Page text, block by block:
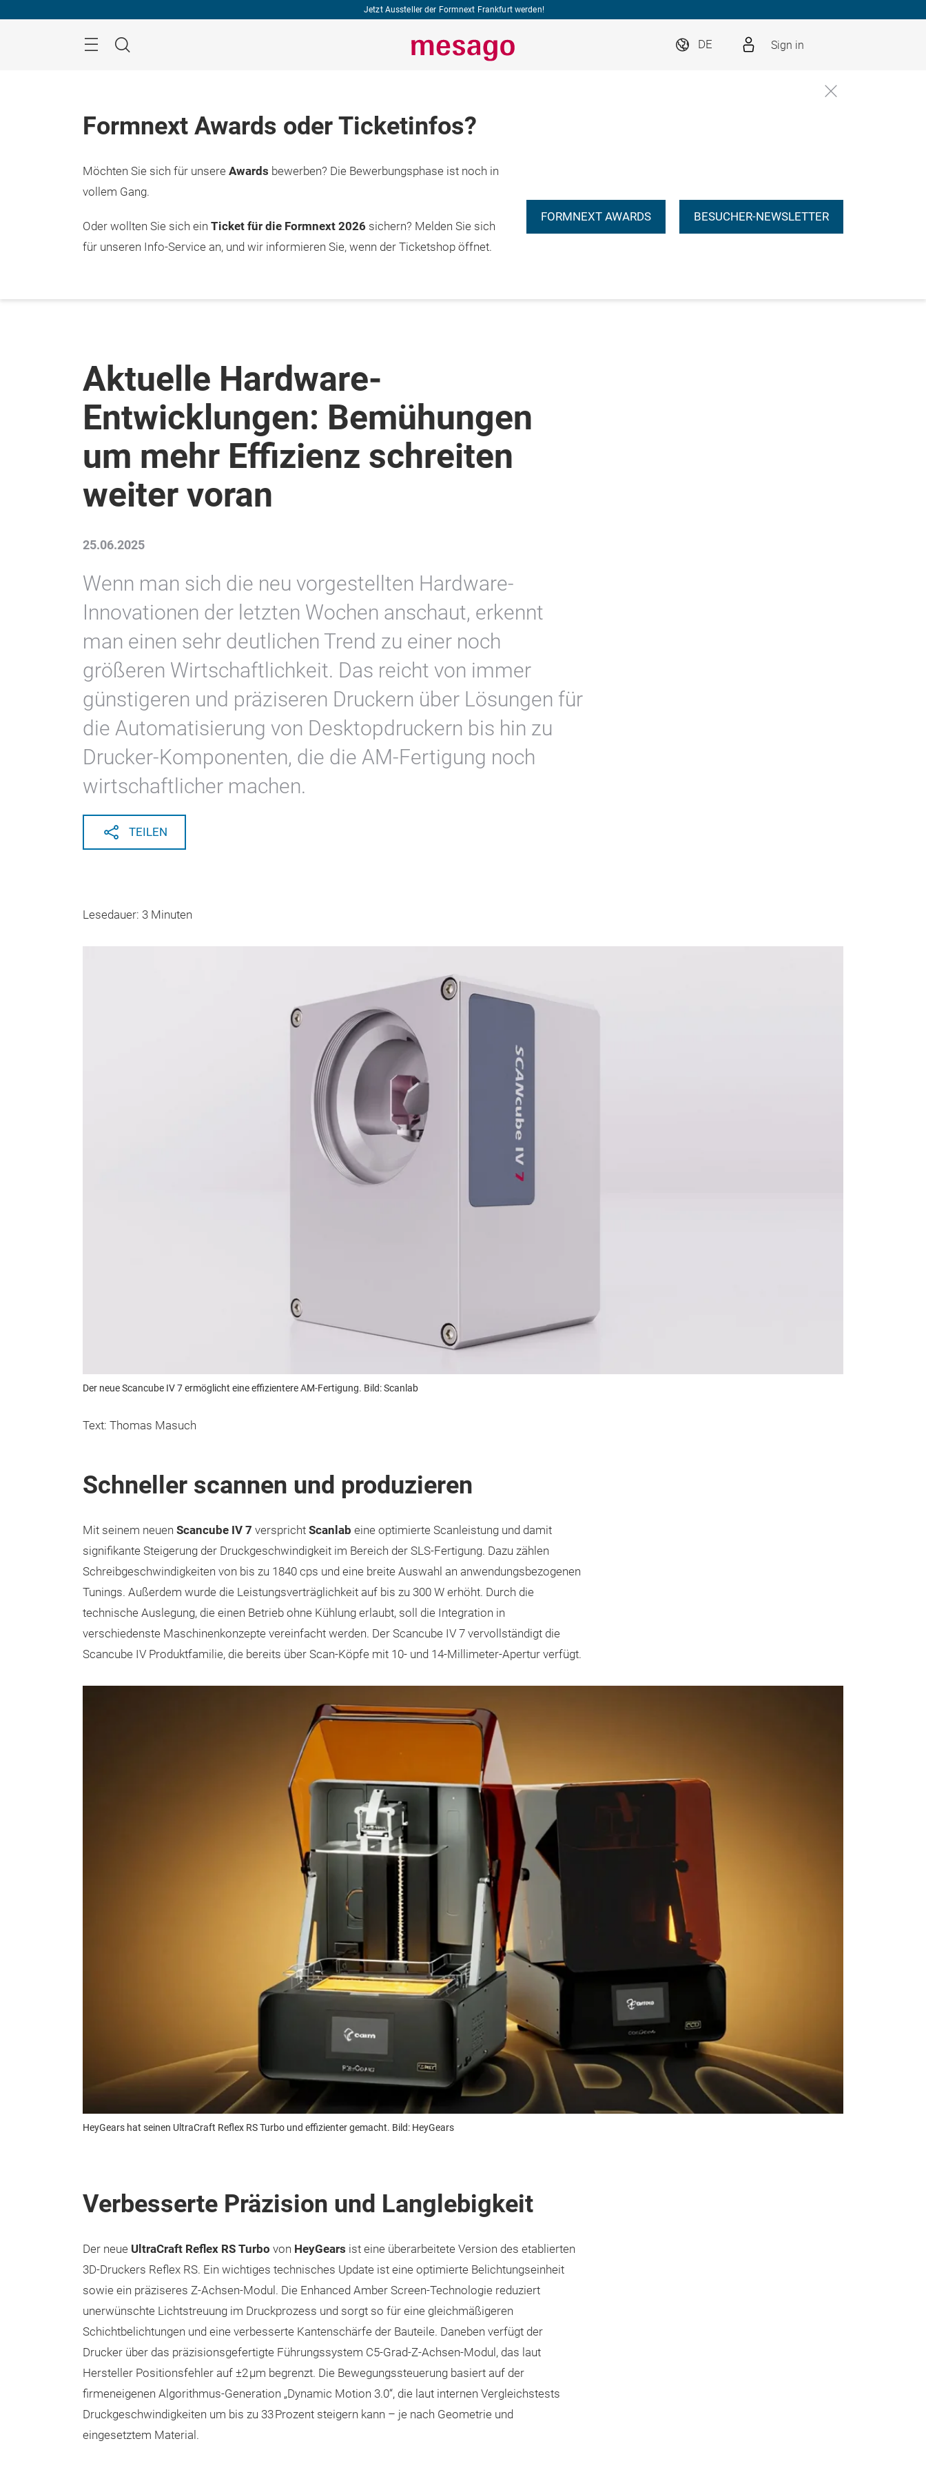
Jetzt Aussteller der Formnext Frankfurt werden!
Suche
DE Sign in
Formnext Awards oder Ticketinfos?
Möchten Sie sich für unsere Awards bewerben? Die Bewerbungsphase ist noch in
vollem Gang.
Oder wollten Sie sich ein Ticket für die Formnext 2026 sichern? Melden Sie sich
für unseren Info-Service an, und wir informieren Sie, wenn der Ticketshop öffnet.
FORMNEXT AWARDS BESUCHER-NEWSLETTER
Aktuelle Hardware-
Entwicklungen: Bemühungen
um mehr Effizienz schreiten
weiter voran
25.06.2025
Wenn man sich die neu vorgestellten Hardware-
Innovationen der letzten Wochen anschaut, erkennt
man einen sehr deutlichen Trend zu einer noch
größeren Wirtschaftlichkeit. Das reicht von immer
günstigeren und präziseren Druckern über Lösungen für
die Automatisierung von Desktopdruckern bis hin zu
Drucker-Komponenten, die die AM-Fertigung noch
wirtschaftlicher machen.
TEILEN
Lesedauer: 3 Minuten
Der neue Scancube IV 7 ermöglicht eine effizientere AM-Fertigung. Bild: Scanlab
Text: Thomas Masuch
Schneller scannen und produzieren
Mit seinem neuen Scancube IV 7 verspricht Scanlab eine optimierte Scanleistung und damit
signifikante Steigerung der Druckgeschwindigkeit im Bereich der SLS-Fertigung. Dazu zählen
Schreibgeschwindigkeiten von bis zu 1840 cps und eine breite Auswahl an anwendungsbezogenen
Tunings. Außerdem wurde die Leistungsverträglichkeit auf bis zu 300 W erhöht. Durch die
technische Auslegung, die einen Betrieb ohne Kühlung erlaubt, soll die Integration in
verschiedenste Maschinenkonzepte vereinfacht werden. Der Scancube IV 7 vervollständigt die
Scancube IV Produktfamilie, die bereits über Scan-Köpfe mit 10- und 14-Millimeter-Apertur verfügt.
HeyGears hat seinen UltraCraft Reflex RS Turbo und effizienter gemacht. Bild: HeyGears
Verbesserte Präzision und Langlebigkeit
Der neue UltraCraft Reflex RS Turbo von HeyGears ist eine überarbeitete Version des etablierten
3D-Druckers Reflex RS. Ein wichtiges technisches Update ist eine optimierte Belichtungseinheit
sowie ein präziseres Z-Achsen-Modul. Die Enhanced Amber Screen-Technologie reduziert
unerwünschte Lichtstreuung im Druckprozess und sorgt so für eine gleichmäßigeren
Schichtbelichtungen und eine verbesserte Kantenschärfe der Bauteile. Daneben verfügt der
Drucker über das präzisionsgefertigte Führungssystem C5-Grad-Z-Achsen-Modul, das laut
Hersteller Positionsfehler auf ±2 µm begrenzt. Die Bewegungssteuerung basiert auf der
firmeneigenen Algorithmus-Generation „Dynamic Motion 3.0“, die laut internen Vergleichstests
Druckgeschwindigkeiten um bis zu 33 Prozent steigern kann – je nach Geometrie und
eingesetztem Material.